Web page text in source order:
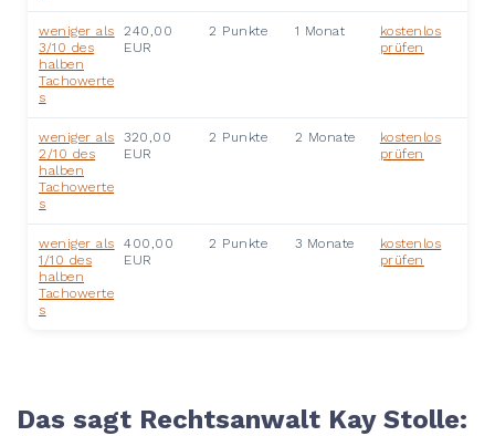
weniger als
3/10 des
halben
Tachowerte
s
240,00
EUR
2 Punkte 1 Monat
kostenlos
prüfen
weniger als
2/10 des
halben
Tachowerte
s
320,00
EUR
2 Punkte 2 Monate
kostenlos
prüfen
weniger als
1/10 des
halben
Tachowerte
s
400,00
EUR
2 Punkte 3 Monate
kostenlos
prüfen
Das sagt Rechtsanwalt Kay Stolle: